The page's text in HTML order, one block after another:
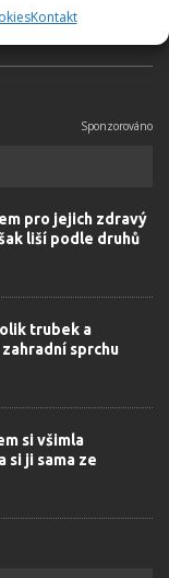
Kontakt
pro jejich zdravý
liší podle druhů
trubek a
sprchu
si všimla
si ji sama ze